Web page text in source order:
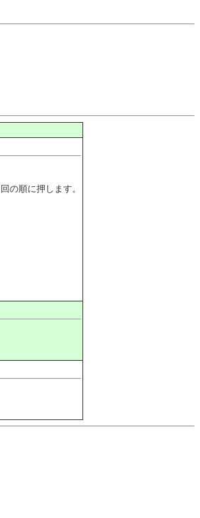
の順に押します。